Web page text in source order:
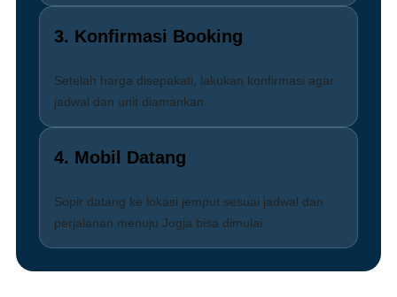
3. Konfirmasi Booking
Setelah harga disepakati, lakukan konfirmasi agar
jadwal dan unit diamankan.
4. Mobil Datang
Sopir datang ke lokasi jemput sesuai jadwal dan
perjalanan menuju Jogja bisa dimulai.